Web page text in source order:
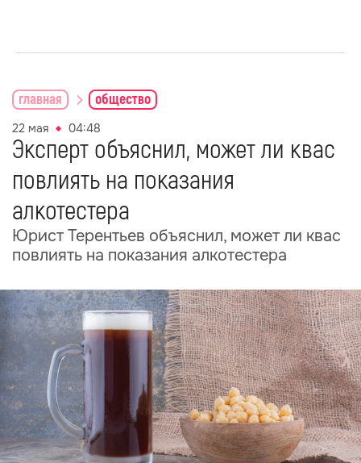
главная общество
22 мая 04:48
Эксперт объяснил, может ли квас
повлиять на показания
алкотестера
Юрист Терентьев объяснил, может ли квас
повлиять на показания алкотестера